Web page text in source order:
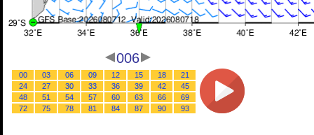
006
00 03 06 09 12 15 18
21
24
27 30 33 36 39 42
45
48
51 54 57 60 63 66
69
72
75 78 81 84 87 90 93